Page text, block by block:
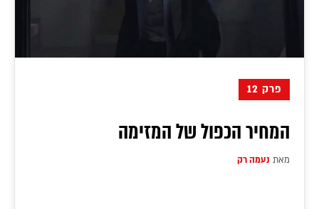
פרק 12
המחיר הכפול של המזימה
מאת נעמה רק